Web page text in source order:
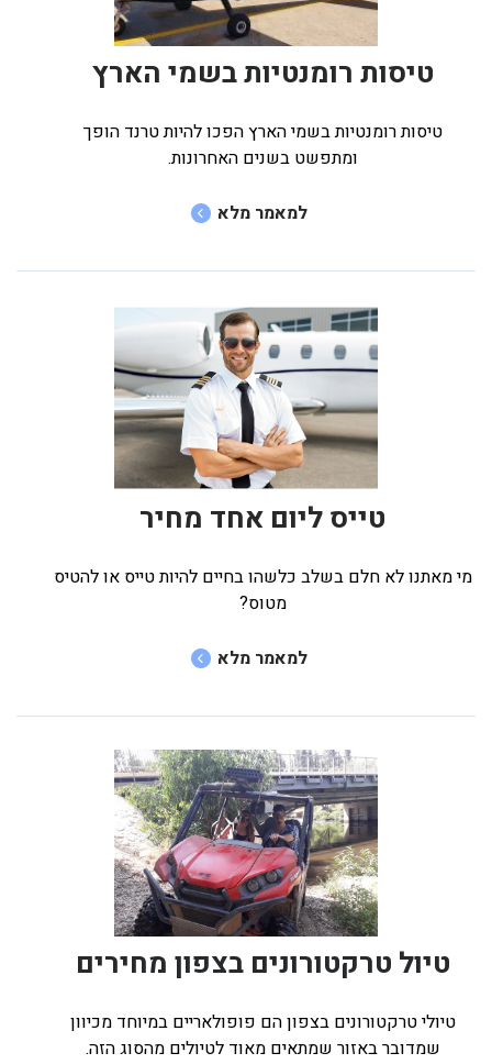
טיסות רומנטיות בשמי הארץ
טיסות רומנטיות בשמי הארץ הפכו להיות טרנד הופך
ומתפשט בשנים האחרונות.
למאמר מלא
טייס ליום אחד מחיר
מי מאתנו לא חלם בשלב כלשהו בחיים להיות טייס או להטיס
מטוס?
למאמר מלא
טיול טרקטורונים בצפון מחירים
טיולי טרקטורונים בצפון הם פופולאריים במיוחד מכיוון
שמדובר באזור שמתאים מאוד לטיולים מהסוג הזה.